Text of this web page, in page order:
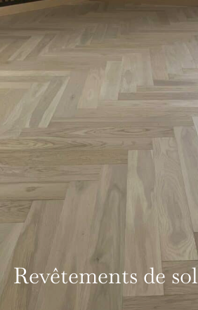
Revêtements de sol